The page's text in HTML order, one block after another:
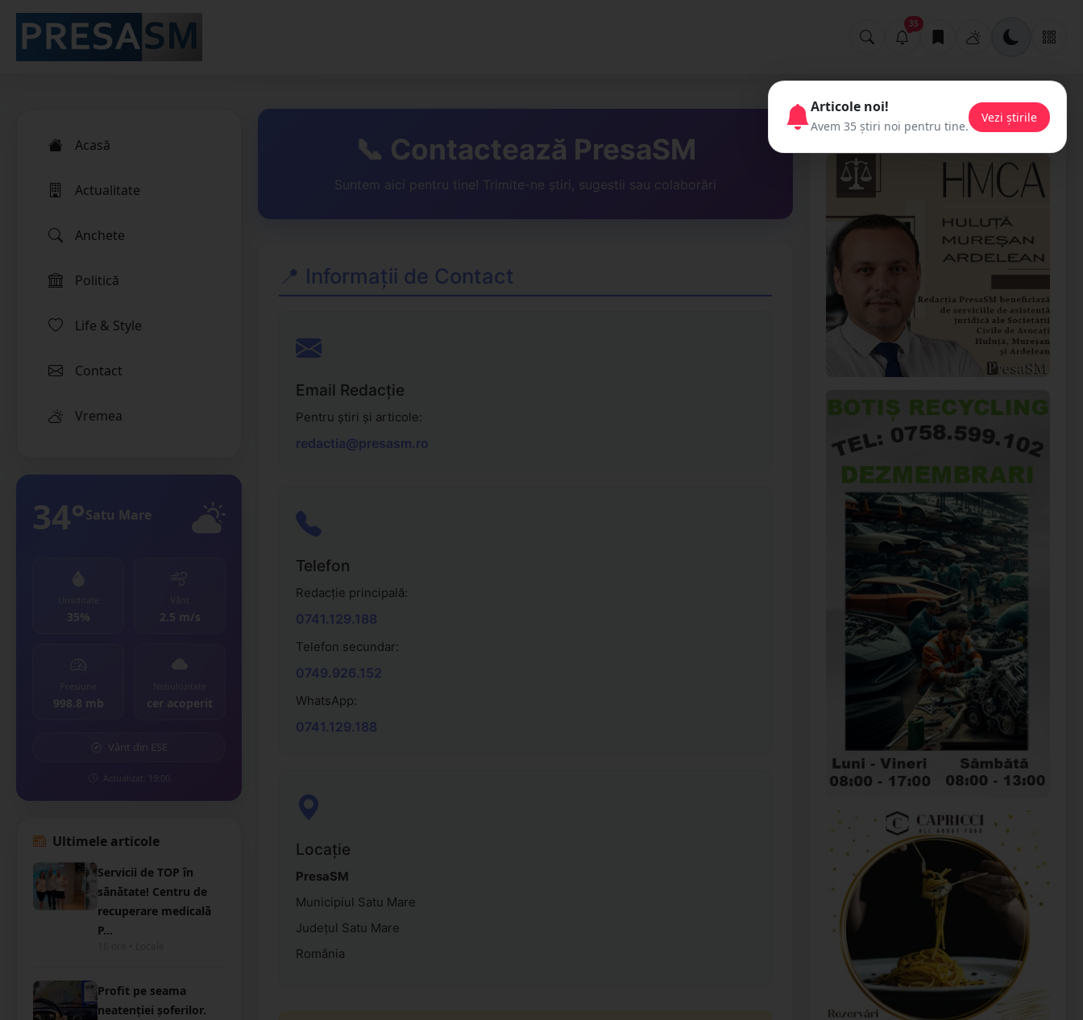
35
Acasă
Actualitate
Anchete
Politică
Life & Style
Contact
Vremea
34°Satu Mare
35% 2.5 m/s
998.8 mb cer acoperit
Vânt din ESE
Actualizat: 19:00
Ultimele articole
Servicii de TOP în
sănătate! Centru de
recuperare medicală
P...
Profit pe seama
neatenției șoferilor.
📞 Contactează PresaSM
Suntem aici pentru tine! Trimite-ne știri, sugestii sau colaborări
📍 Informații de Contact
Email Redacție
Pentru știri și articole:
redactia@presasm.ro
Telefon
Redacție principală:
0741.129.188
Telefon secundar:
0749.926.152
WhatsApp:
0741.129.188
Locație
PresaSM
Municipiul Satu Mare
Județul Satu Mare
România
📢 Publicitate
Articole noi!
Avem 35 știri noi pentru tine.
Vezi știrile